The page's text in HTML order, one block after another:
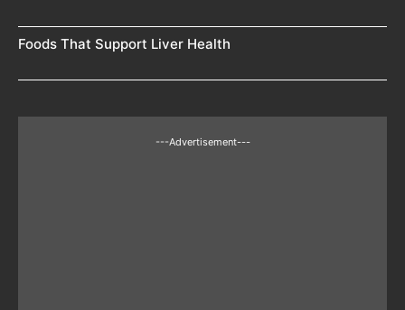
Foods That Support Liver Health
---Advertisement---